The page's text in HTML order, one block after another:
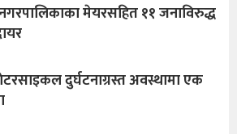
मेयरसहित ११ जनाविरुद्ध
दुर्घटनाग्रस्त अवस्थामा एक